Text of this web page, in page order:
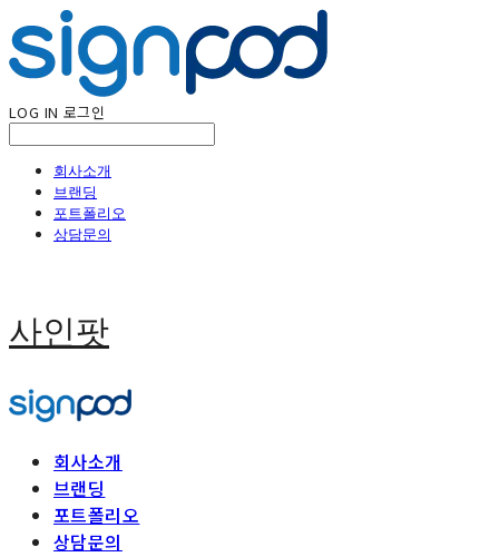
LOG IN 로그인
회사소개
브랜딩
포트폴리오
상담문의
사인팟
회사소개
브랜딩
포트폴리오
상담문의